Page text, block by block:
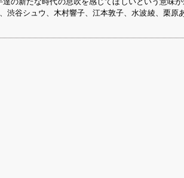
渋谷シュウ、木村響子、江本敦子、水波綾、栗